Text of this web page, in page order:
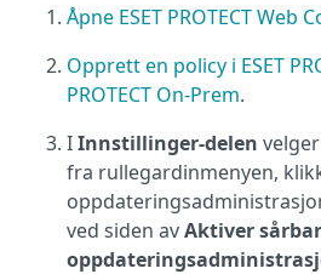
Åpne ESET PROTECT Web
Opprett en policy i ESET
PROTECT On-Prem.
IInnstillinger-delen
fra rullegardinmenyen,
ved siden avAktiver